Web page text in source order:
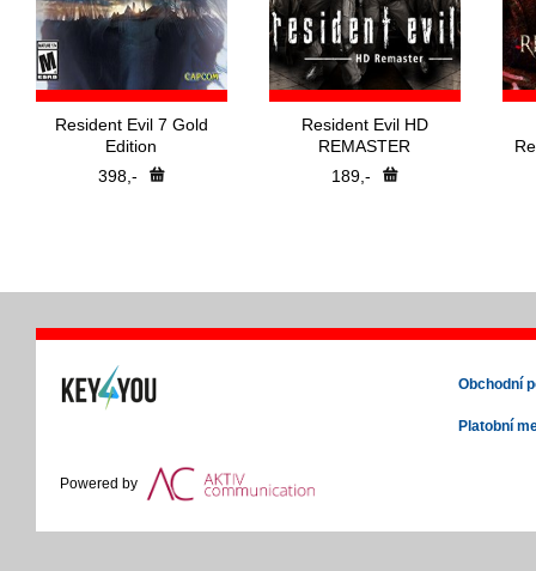
Resident Evil 7 Gold
Edition
398,-
Resident Evil HD
REMASTER
189,-
Powered by
Obchodní
Platobní